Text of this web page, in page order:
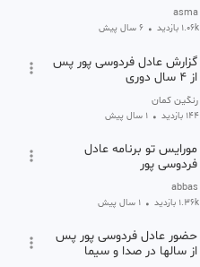
asma
1.06k بازدید • 6 سال پیش
گزارش عادل فردوسی پور پس
از ۴ سال دوری
رنگین کمان
144 بازدید • 1 سال پیش
مورایس تو برنامه عادل
فردوسی پور
abbas
1.36k بازدید • 1 سال پیش
حضور عادل فردوسی پور پس
از سالها در صدا و سیما